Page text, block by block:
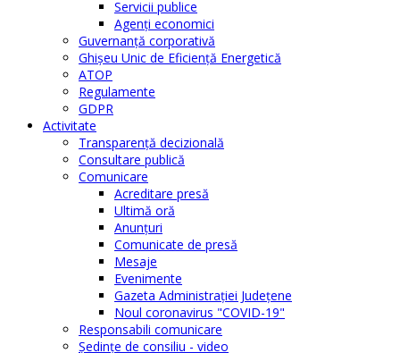
Servicii publice
Agenţi economici
Guvernanță corporativă
Ghişeu Unic de Eficienţă Energetică
ATOP
Regulamente
GDPR
Activitate
Transparenţă decizională
Consultare publică
Comunicare
Acreditare presă
Ultimă oră
Anunţuri
Comunicate de presă
Mesaje
Evenimente
Gazeta Administraţiei Judeţene
Noul coronavirus "COVID-19"
Responsabili comunicare
Şedinţe de consiliu - video